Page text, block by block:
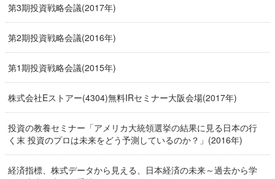
第3期投資戦略会議(2017年)
第2期投資戦略会議(2016年)
第1期投資戦略会議(2015年)
株式会社Eストアー(4304)無料IRセミナー大阪会場(2017年)
投資の教養セミナー「アメリカ大統領選挙の結果に見る日本の行
く末 投資のプロは未来をどう予測しているのか？」(2016年)
経済指標、株式データから見える、日本経済の未来～過去から学